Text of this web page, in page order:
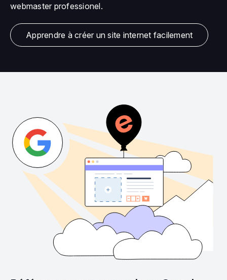
webmaster professionel.
Apprendre à créer un site internet facilement